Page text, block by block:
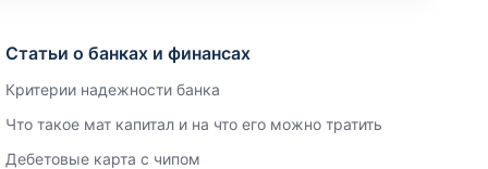
Статьи о банках и финансах
Критерии надежности банка
Что такое мат капитал и на что его можно тратить
Дебетовые карта с чипом